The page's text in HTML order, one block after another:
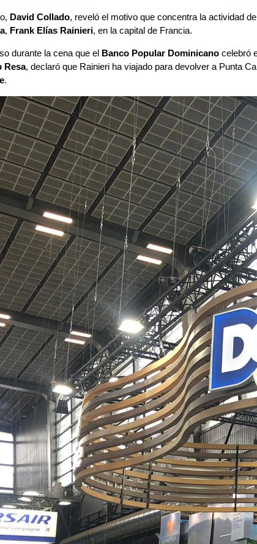
David Collado, reveló el motivo que concentra la actividad
, Frank Elías Rainieri, en la capital de Francia.
durante la cena que el Banco Popular Dominicanocelebró
Resa, declaró que Rainieri ha viajado para devolver a Punta
.